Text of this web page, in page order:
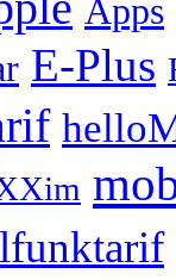
Apps
E-Plus